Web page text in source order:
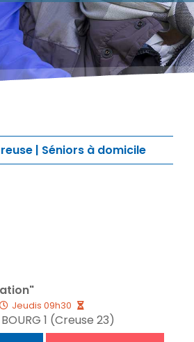
| Séniors à domicile
Jeudis 09h30
BOURG 1 (Creuse 23)